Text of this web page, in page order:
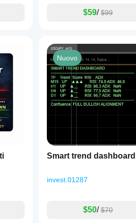
$59/ $99
Nuovo
Smart trend dashboard
invest.01287
$50/ $70